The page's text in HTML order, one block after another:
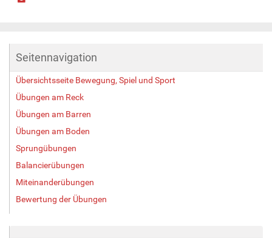
Seitennavigation
Übersichtsseite Bewegung, Spiel und Sport
Übungen am Reck
Übungen am Barren
Übungen am Boden
Sprungübungen
Balancierübungen
Miteinanderübungen
Bewertung der Übungen